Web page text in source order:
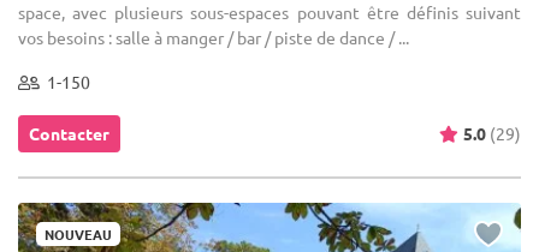
space, avec plusieurs sous-espaces pouvant être définis suivant
vos besoins : salle à manger / bar / piste de dance / ...
1-150
Contacter 5.0 (29)
NOUVEAU